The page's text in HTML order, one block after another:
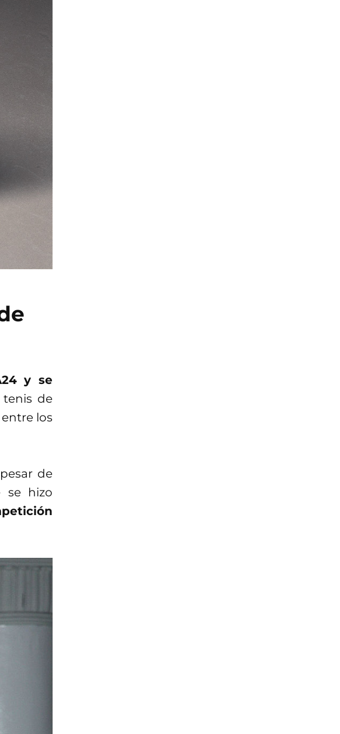
y se
de
los
de
se hizo